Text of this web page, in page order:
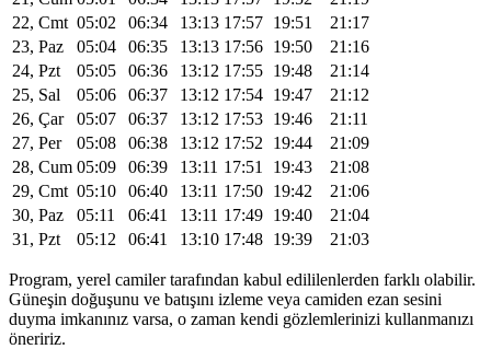
22, Cmt 05:02 06:34 13:13 17:57 19:51
21:17
23, Paz
05:04 06:35 13:13 17:56 19:50
21:16
24, Pzt
05:05 06:36 13:12 17:55 19:48
21:14
25, Sal
05:06 06:37 13:12 17:54 19:47
21:12
26, Çar
05:07 06:37 13:12 17:53 19:46
21:11
27, Per
05:08 06:38 13:12 17:52 19:44
21:09
28, Cum 05:09 06:39 13:11 17:51 19:43
21:08
29, Cmt 05:10 06:40 13:11 17:50 19:42
21:06
30, Paz
05:11 06:41 13:11 17:49 19:40
21:04
31, Pzt
05:12 06:41 13:10 17:48 19:39 21:03
Program, yerel camiler tarafından kabul edililenlerden farklı olabilir.
Güneşin doğuşunu ve batışını izleme veya camiden ezan sesini
duyma imkanınız varsa, o zaman kendi gözlemlerinizi kullanmanızı
öneririz.